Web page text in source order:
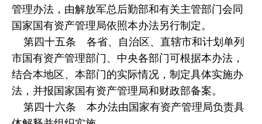
管理办法，由解放军总后勤部和有关主管部门会同
国家国有资产管理局依照本办法另行制定。
第四十五条 各省、自治区、直辖市和计划单列
市国有资产管理部门、中央各部门可根据本办法，
结合本地区、本部门的实际情况，制定具体实施办
法，并报国家国有资产管理局和财政部备案。
第四十六条 本办法由国家有资产管理局负责具